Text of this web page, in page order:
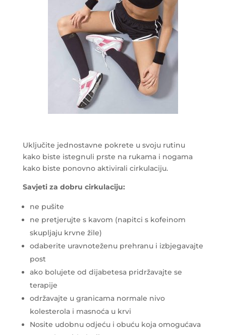
Uključite jednostavne pokrete u svoju rutinu
kako biste istegnuli prste na rukama i nogama
kako biste ponovno aktivirali cirkulaciju.
Savjeti za dobru cirkulaciju:
ne pušite
ne pretjerujte s kavom (napitci s kofeinom
skupljaju krvne žile)
odaberite uravnoteženu prehranu i izbjegavajte
post
ako bolujete od dijabetesa pridržavajte se
terapije
održavajte u granicama normale nivo
kolesterola i masnoća u krvi
Nosite udobnu odjeću i obuću koja omogućava